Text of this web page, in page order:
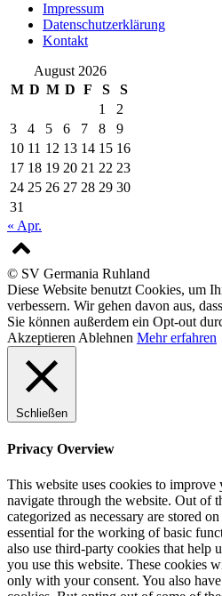
Impressum
Datenschutzerklärung
Kontakt
August 2026
M D M D F S
S
1
2
3
4 5 6 7 8
9
10 11 12 13 14 15 16
17 18 19 20 21 22 23
24 25 26 27 28 29 30
31
« Apr.
© SV Germania Ruhland
Diese Website benutzt Cookies, um
verbessern. Wir gehen davon aus,
Sie können außerdem ein Opt-out
Akzeptieren Ablehnen Mehr erfahren
Schließen
Privacy Overview
This website uses cookies to
navigate through the website. Out of
categorized as necessary are stored
essential for the working of basic
also use third-party cookies that help
you use this website. These cookies
only with your consent. You also